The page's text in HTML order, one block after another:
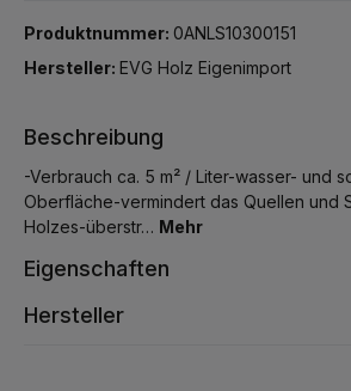
Produktnummer: 0ANLS10300151
Hersteller: EVG Holz Eigenimport
Beschreibung
-Verbrauch ca. 5 m² / Liter-wasser- und
Oberfläche-vermindert das Quellen und
Holzes-überstr… Mehr
Eigenschaften
Hersteller